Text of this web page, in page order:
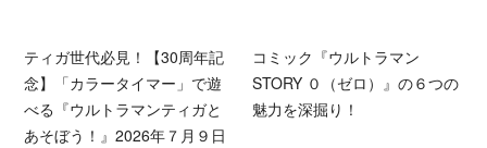
ティガ世代必見！【30周年記
念】「カラータイマー」で遊
べる『ウルトラマンティガと
あそぼう！』2026年７月９日
コミック『ウルトラマン
STORY ０（ゼロ）』の６つの
魅力を深掘り！